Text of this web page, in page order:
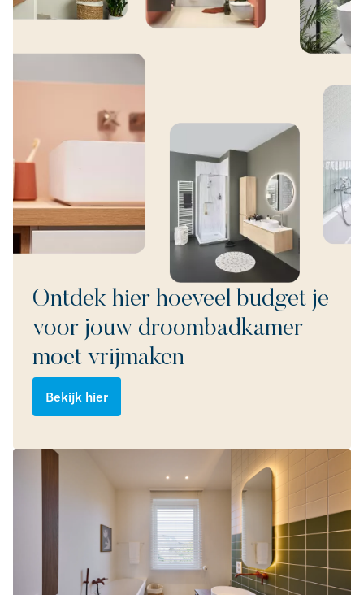
Ontdek hier hoeveel budget je
voor jouw droombadkamer
moet vrijmaken
Bekijk hier